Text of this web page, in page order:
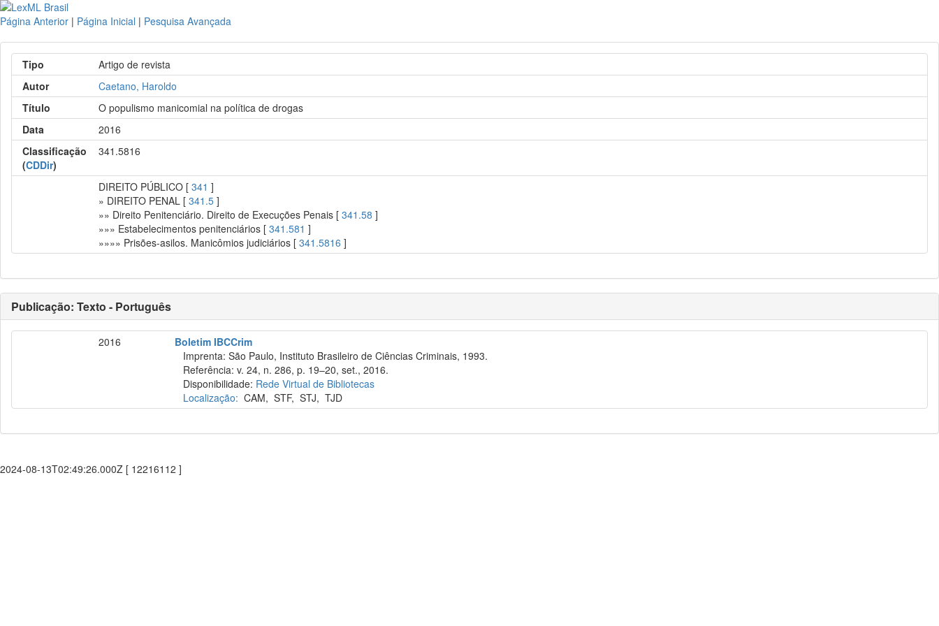
Página Anterior | Página Inicial | Pesquisa Avançada
Tipo
Artigo de revista
Autor
Caetano, Haroldo
Título
O populismo manicomial na política de drogas
Data
2016
Classificação
(CDDir)
341.5816
DIREITO PÚBLICO [341 ]
» DIREITO PENAL [341.5 ]
»» Direito Penitenciário. Direito de Execuções Penais [341.58 ]
»»» Estabelecimentos penitenciários [341.581 ]
»»»» Prisões-asilos. Manicômios judiciários [341.5816 ]
Publicação: Texto - Português
2016
Boletim IBCCrim
Imprenta: São Paulo, Instituto Brasileiro de Ciências Criminais, 1993.
Referência: v. 24, n. 286, p. 19–20, set., 2016.
Disponibilidade: Rede Virtual de Bibliotecas
Localização: CAM,STF,STJ,TJD
2024-08-13T02:49:26.000Z [ 12216112 ]